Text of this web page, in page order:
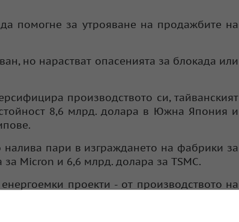
помогне за утрояване на продажбите на
но нарастват опасенията за блокада или
производството си, тайванският
8,6 млрд. долара в Южна Япония и
пари в изграждането на фабрики за
Micron и 6,6 млрд. долара за TSMC.
проекти - от производството на
модели на изкуствен интелект.